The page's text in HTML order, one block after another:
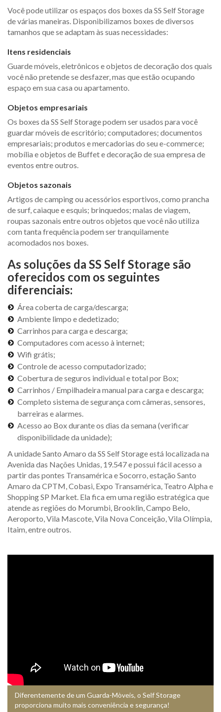
Você pode utilizar os espaços dos boxes da SS Self Storage
de várias maneiras. Disponibilizamos boxes de diversos
tamanhos que se adaptam às suas necessidades:
Itens residenciais
Guarde móveis, eletrônicos e objetos de decoração dos quais
você não pretende se desfazer, mas que estão ocupando
espaço em sua casa ou apartamento.
Objetos empresariais
Os boxes da SS Self Storage podem ser usados para você
guardar móveis de escritório; computadores; documentos
empresariais; produtos e mercadorias do seu e-commerce;
mobília e objetos de Buffet e decoração de sua empresa de
eventos entre outros.
Objetos sazonais
Artigos de camping ou acessórios esportivos, como prancha
de surf, caiaque e esquis; brinquedos; malas de viagem,
roupas sazonais entre outros objetos que você não utiliza
com tanta frequência podem ser tranquilamente
acomodados nos boxes.
As soluções da SS Self Storage são
oferecidos com os seguintes
diferenciais:
Área coberta de carga/descarga;
Ambiente limpo e dedetizado;
Carrinhos para carga e descarga;
Computadores com acesso à internet;
Wifi grátis;
Controle de acesso computadorizado;
Cobertura de seguros individual e total por Box;
Carrinhos / Empilhadeira manual para carga e descarga;
Completo sistema de segurança com câmeras, sensores,
barreiras e alarmes.
Acesso ao Box durante os dias da semana (verificar
disponibilidade da unidade);
A unidade Santo Amaro da SS Self Storage está localizada na
Avenida das Nações Unidas, 19.547 e possui fácil acesso a
partir das pontes Transamérica e Socorro, estação Santo
Amaro da CPTM, Cobasi, Expo Transamérica, Teatro Alpha e
Shopping SP Market. Ela fica em uma região estratégica que
atende as regiões do Morumbi, Brooklin, Campo Belo,
Aeroporto, Vila Mascote, Vila Nova Conceição, Vila Olímpia,
Itaim, entre outros.
Diferentemente de um Guarda-Mòveis, o Self Storage
proporciona muito mais conveniência e segurança!